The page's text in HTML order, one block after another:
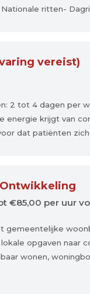
ritten-
vereist)
2 tot 4 dagen per
energie krijgt van
dat patiënten
€85,00 per uur
gemeentelijke
opgaven naar
wonen,